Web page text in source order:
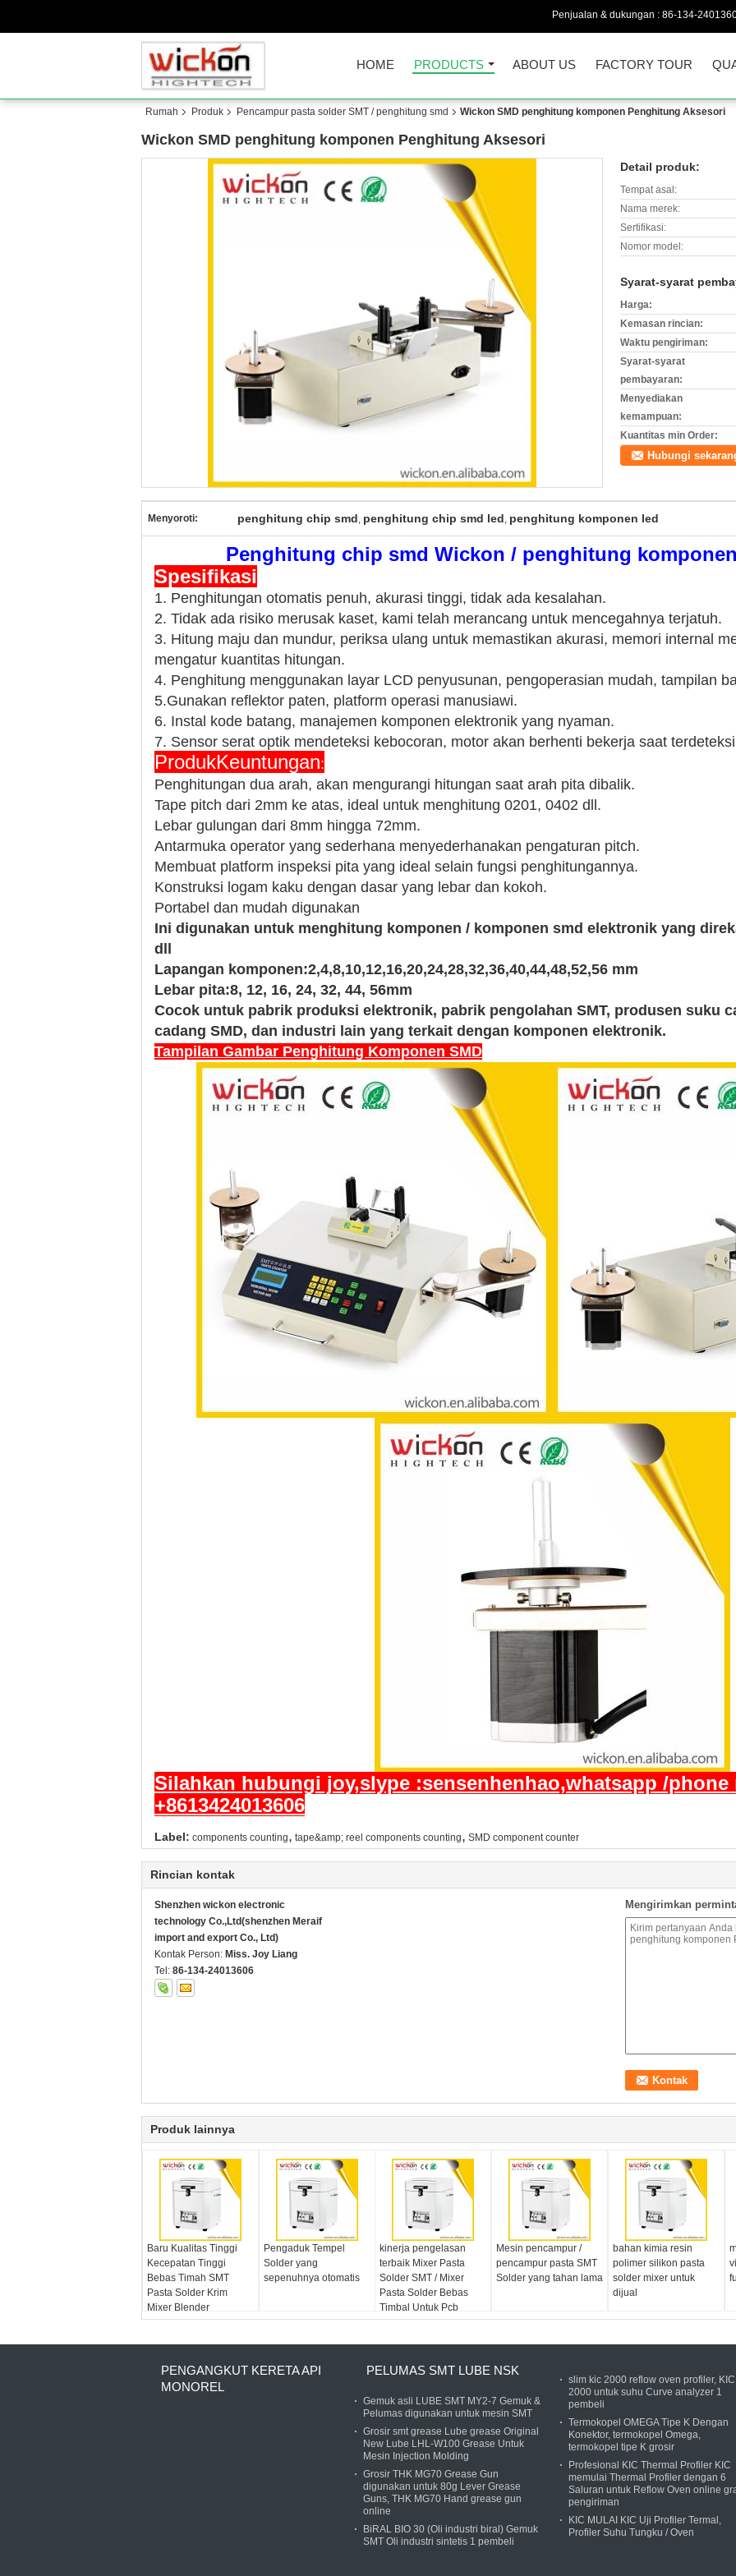
Penjualan & dukungan : 86-134-
HOME PRODUCTS ABOUT US FACTORY TOUR
Rumah Produk Pencampur pasta solder SMT / penghitung smd Wickon SMD penghitung komponen Penghitung Aksesori
Wickon SMD penghitung komponen Penghitung Aksesori
Detail produk:
Tempat asal:
Nama merek:
Sertifikasi:
Nomor model:
Syarat-syarat
Harga:
Kemasan rincian:
Waktu pengiriman:
Syarat-syarat
pembayaran:
Menyediakan
kemampuan:
Kuantitas min Order:
Hubungi
Menyoroti: penghitung chip smd, penghitung chip smd led, penghitung komponen led
Penghitung chip smd Wickon / penghitung
Spesifikasi
1. Penghitungan otomatis penuh, akurasi tinggi, tidak ada kesalahan.
2. Tidak ada risiko merusak kaset, kami telah merancang untuk mencegahnya terjatuh.
3. Hitung maju dan mundur, periksa ulang untuk memastikan akurasi, memori internal
mengatur kuantitas hitungan.
4. Penghitung menggunakan layar LCD penyusunan, pengoperasian mudah, tampilan
5.Gunakan reflektor paten, platform operasi manusiawi.
6. Instal kode batang, manajemen komponen elektronik yang nyaman.
7. Sensor serat optik mendeteksi kebocoran, motor akan berhenti bekerja saat
ProdukKeuntungan:
Penghitungan dua arah, akan mengurangi hitungan saat arah pita dibalik.
Tape pitch dari 2mm ke atas, ideal untuk menghitung 0201, 0402 dll.
Lebar gulungan dari 8mm hingga 72mm.
Antarmuka operator yang sederhana menyederhanakan pengaturan pitch.
Membuat platform inspeksi pita yang ideal selain fungsi penghitungannya.
Konstruksi logam kaku dengan dasar yang lebar dan kokoh.
Portabel dan mudah digunakan
Ini digunakan untuk menghitung komponen / komponen smd elektronik yang
dll
Lapangan komponen:2,4,8,10,12,16,20,24,28,32,36,40,44,48,52,56 mm
Lebar pita:8, 12, 16, 24, 32, 44, 56mm
Cocok untuk pabrik produksi elektronik, pabrik pengolahan SMT, produsen suku
cadang SMD, dan industri lain yang terkait dengan komponen elektronik.
Tampilan Gambar Penghitung Komponen SMD
Silahkan hubungi joy,slype :sensenhenhao,whatsapp /phone
+8613424013606
Label: components counting, tape&amp; reel components counting, SMD component counter
Rincian kontak
Shenzhen wickon electronic
technology Co.,Ltd(shenzhen Meraif
import and export Co., Ltd)
Kontak Person: Miss. Joy Liang
Tel: 86-134-24013606
Mengirimkan
Produk lainnya
Baru Kualitas Tinggi
Kecepatan Tinggi
Bebas Timah SMT
Pasta Solder Krim
Mixer Blender
Pengaduk Tempel
Solder yang
sepenuhnya otomatis
kinerja pengelasan
terbaik Mixer Pasta
Solder SMT / Mixer
Pasta Solder Bebas
Timbal Untuk Pcb
Mesin pencampur /
pencampur pasta SMT
Solder yang tahan lama
bahan kimia resin
polimer silikon pasta
solder mixer untuk
dijual
PENGANGKUT KERETA API
MONOREL
PELUMAS SMT LUBE NSK
Gemuk asli LUBE SMT MY2-7 Gemuk &
Pelumas digunakan untuk mesin SMT
Grosir smt grease Lube grease Original
New Lube LHL-W100 Grease Untuk
Mesin Injection Molding
Grosir THK MG70 Grease Gun
digunakan untuk 80g Lever Grease
Guns, THK MG70 Hand grease gun
online
BiRAL BIO 30 (Oli industri biral) Gemuk
SMT Oli industri sintetis 1 pembeli
slim kic 2000 reflow oven profiler, KIC
2000 untuk suhu Curve analyzer 1
pembeli
Termokopel OMEGA Tipe K Dengan
Konektor, termokopel Omega,
termokopel tipe K grosir
Profesional KIC Thermal Profiler KIC
memulai Thermal Profiler dengan 6
Saluran untuk Reflow Oven online
pengiriman
KIC MULAI KIC Uji Profiler Termal,
Profiler Suhu Tungku / Oven